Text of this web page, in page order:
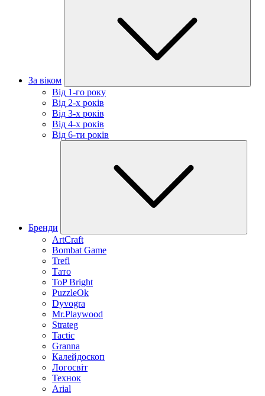
За віком
Від 1-го року
Від 2-х років
Від 3-х років
Від 4-х років
Від 6-ти років
Бренди
ArtCraft
Bombat Game
Trefl
Тато
ToP Bright
PuzzleOk
Dyvogra
Mr.Playwood
Strateg
Tactic
Granna
Калейдоскоп
Логосвіт
Технок
Arial